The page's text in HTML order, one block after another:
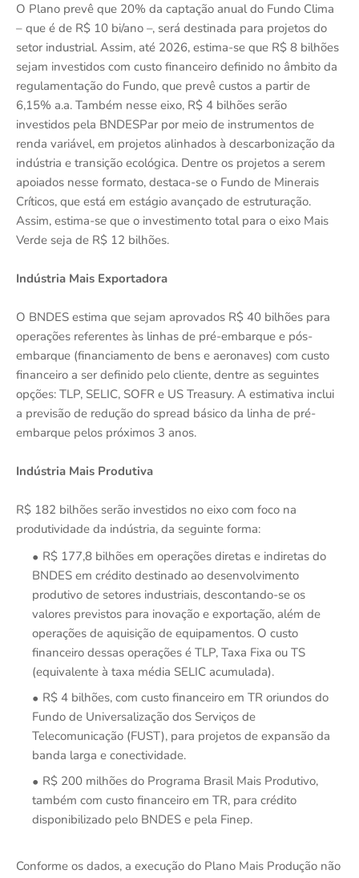
O Plano prevê que 20% da captação anual do Fundo Clima
– que é de R$ 10 bi/ano –, será destinada para projetos do
setor industrial. Assim, até 2026, estima-se que R$ 8 bilhões
sejam investidos com custo financeiro definido no âmbito da
regulamentação do Fundo, que prevê custos a partir de
6,15% a.a. Também nesse eixo, R$ 4 bilhões serão
investidos pela BNDESPar por meio de instrumentos de
renda variável, em projetos alinhados à descarbonização da
indústria e transição ecológica. Dentre os projetos a serem
apoiados nesse formato, destaca-se o Fundo de Minerais
Críticos, que está em estágio avançado de estruturação.
Assim, estima-se que o investimento total para o eixo Mais
Verde seja de R$ 12 bilhões.
Indústria Mais Exportadora
O BNDES estima que sejam aprovados R$ 40 bilhões para
operações referentes às linhas de pré-embarque e pós-
embarque (financiamento de bens e aeronaves) com custo
financeiro a ser definido pelo cliente, dentre as seguintes
opções: TLP, SELIC, SOFR e US Treasury. A estimativa inclui
a previsão de redução do spread básico da linha de pré-
embarque pelos próximos 3 anos.
Indústria Mais Produtiva
R$ 182 bilhões serão investidos no eixo com foco na
produtividade da indústria, da seguinte forma:
R$ 177,8 bilhões em operações diretas e indiretas do
BNDES em crédito destinado ao desenvolvimento
produtivo de setores industriais, descontando-se os
valores previstos para inovação e exportação, além de
operações de aquisição de equipamentos. O custo
financeiro dessas operações é TLP, Taxa Fixa ou TS
(equivalente à taxa média SELIC acumulada).
R$ 4 bilhões, com custo financeiro em TR oriundos do
Fundo de Universalização dos Serviços de
Telecomunicação (FUST), para projetos de expansão da
banda larga e conectividade.
R$ 200 milhões do Programa Brasil Mais Produtivo,
também com custo financeiro em TR, para crédito
disponibilizado pelo BNDES e pela Finep.
Conforme os dados, a execução do Plano Mais Produção não